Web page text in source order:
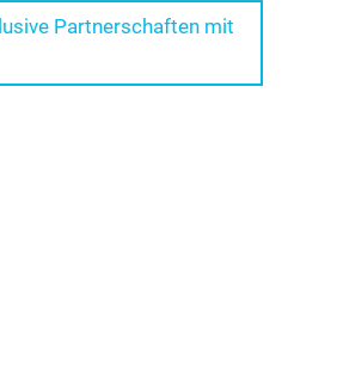
Partnerschaften mit